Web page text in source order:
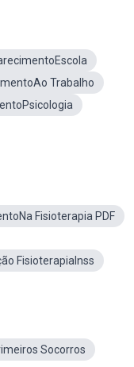
Trabalho
Fisioterapia PDF
FisioterapiaInss
Socorros